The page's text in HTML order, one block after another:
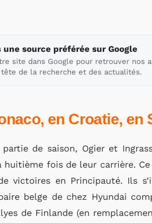
une source préférée sur Google
site dans Google pour retrouver nos
de la recherche et des actualités.
en Croatie, en
de saison, Ogier et
fois de leur carrière.
victoires en Principauté. Ils
belge de chez Hyundai
de Finlande (en